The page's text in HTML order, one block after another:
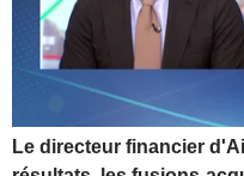
Le directeur financier